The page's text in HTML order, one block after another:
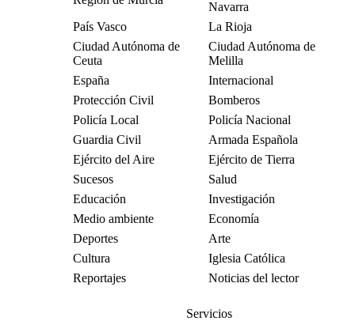
Navarra
País Vasco
La Rioja
Ciudad Autónoma de
Ceuta
Ciudad Autónoma de
Melilla
España
Internacional
Protección Civil
Bomberos
Policía Local
Policía Nacional
Guardia Civil
Armada Española
Ejército del Aire
Ejército de Tierra
Sucesos
Salud
Educación
Investigación
Medio ambiente
Economía
Deportes
Arte
Cultura
Iglesia Católica
Reportajes
Noticias del lector
Servicios